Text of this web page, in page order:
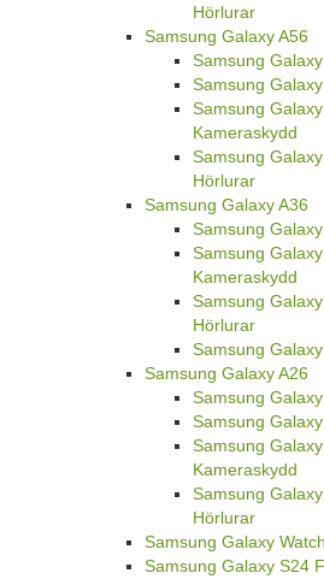
Hörlurar
Samsung Galaxy A56
Samsung
Samsung
Samsung
Kameraskydd
Samsung
Hörlurar
Samsung Galaxy A36
Samsung
Samsung
Kameraskydd
Samsung
Hörlurar
Samsung
Samsung Galaxy A26
Samsung
Samsung
Samsung
Kameraskydd
Samsung
Hörlurar
Samsung Galaxy Watch
Samsung Galaxy S24